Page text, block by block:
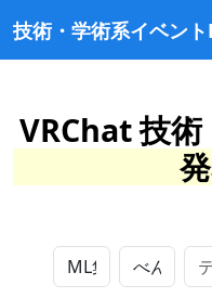
技術・学術系イベン
VRChat 技術